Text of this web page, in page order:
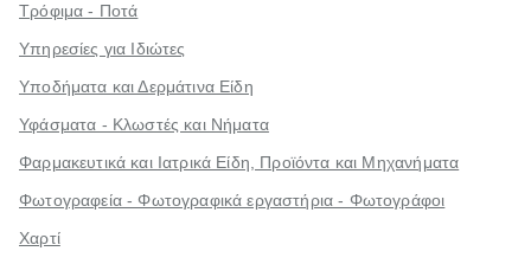
Τρόφιμα - Ποτά
Υπηρεσίες για Ιδιώτες
Υποδήματα και Δερμάτινα Είδη
Υφάσματα - Κλωστές και Νήματα
Φαρμακευτικά και Ιατρικά Είδη, Προϊόντα και Μηχανήματα
Φωτογραφεία - Φωτογραφικά εργαστήρια - Φωτογράφοι
Χαρτί